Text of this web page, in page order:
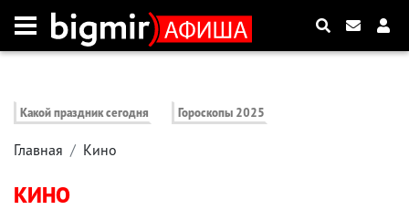
Какой праздник сегодня Гороскопы 2025
Главная Кино
КИНО